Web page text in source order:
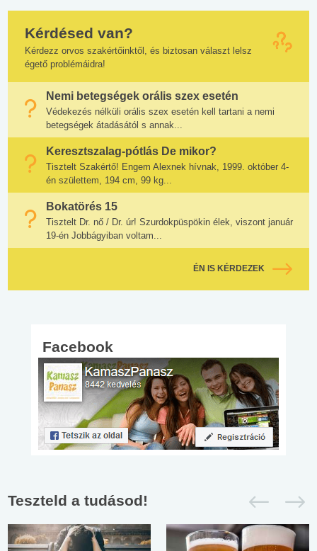
Kérdésed van?
Kérdezz orvos szakértőinktől, és biztosan választ lelsz
égető problémáidra!
Nemi betegségek orális szex esetén
Védekezés nélküli orális szex esetén kell tartani a nemi
betegségek átadásától s annak...
Keresztszalag-pótlás De mikor?
Tisztelt Szakértő! Engem Alexnek hívnak, 1999. október 4-
én születtem, 194 cm, 99 kg...
Bokatörés 15
Tisztelt Dr. nő / Dr. úr! Szurdokpüspökin élek, viszont január
19-én Jobbágyiban voltam...
ÉN IS KÉRDEZEK
Facebook
Teszteld a tudásod!